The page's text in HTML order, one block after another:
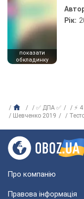
показати
обкладинку
Рік:
✅ ДПА ✅ ⚡
Шевченко 2019
Про компанію
Правова інформація